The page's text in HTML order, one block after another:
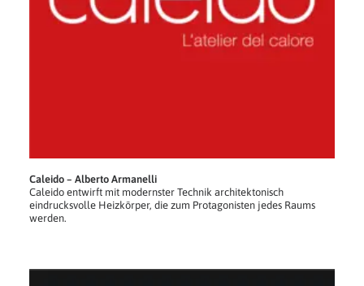
Caleido – Alberto Armanelli
Caleido entwirft mit modernster Technik architektonisch
eindrucksvolle Heizkörper, die zum Protagonisten jedes Raums
werden.